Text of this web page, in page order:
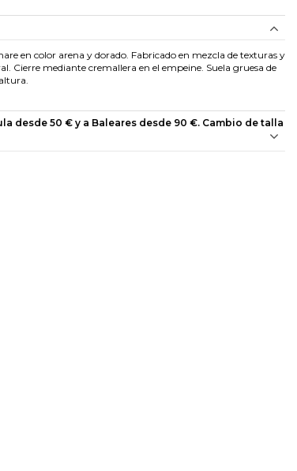
en color arena y dorado. Fabricado en mezcla de texturas y
Cierre mediante cremallera en el empeine. Suela gruesa de
desde 50 € y a Baleares desde 90 €. Cambio de talla